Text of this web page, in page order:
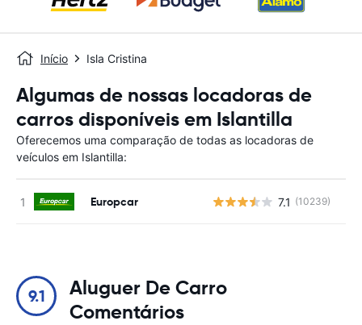
Início Isla Cristina
Algumas de nossas locadoras de
carros disponíveis em Islantilla
Oferecemos uma comparação de todas as locadoras de
veículos em Islantilla:
Europcar 7.1 (10239)
9.1
Aluguer De Carro
Comentários